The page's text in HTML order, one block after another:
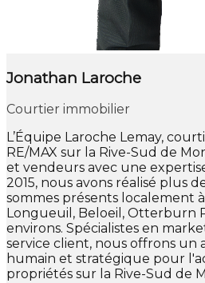
Jonathan Laroche
Courtier immobilier
L’Équipe Laroche Lemay,
RE/MAX sur la Rive-Sud de
et vendeurs avec une
2015, nous avons réalisé plus
sommes présents localement
Longueuil, Beloeil, Otterburn
environs. Spécialistes en
service client, nous offrons un
humain et stratégique pour
propriétés sur la Rive-Sud de